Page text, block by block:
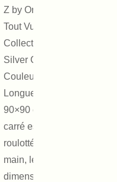
Z by On Aura
Tout Vu
Collection :
Silver Canle
Couleur : Bleu
Longueur :
90×90 cm. Ce
carré est
roulotté à la
main, les
dimensions